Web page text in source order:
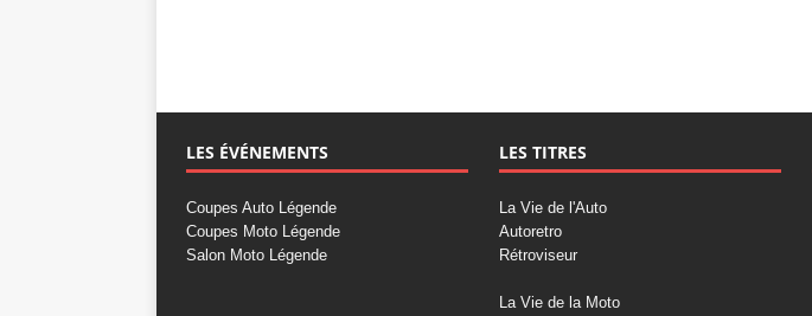
LES ÉVÉNEMENTS
Coupes Auto Légende
Coupes Moto Légende
Salon Moto Légende
LES TITRES
La Vie de l'Auto
Autoretro
Rétroviseur
La Vie de la Moto